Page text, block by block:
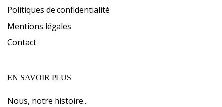
Politiques de confidentialité
Mentions légales
Contact
EN SAVOIR PLUS
Nous, notre histoire...